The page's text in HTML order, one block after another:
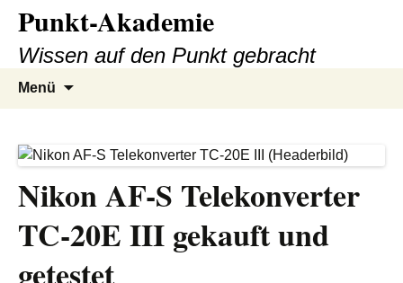
Zum
Inhalt
springen
Punkt-Akademie
Wissen auf den Punkt gebracht
Menü
Nikon AF-S Telekonverter
TC-20E III gekauft und
getestet